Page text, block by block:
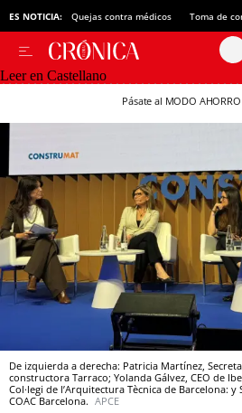
ES NOTICIA: Quejas contra médicos Toma de
Leer en Castellano
Pásate al MODO AHORRO
De izquierda a derecha: Patricia Martínez,
constructora Tarraco; Yolanda Gálvez, CEO de
Col·legi de l’Arquitectura Tècnica de Barcelona:
COAC Barcelona. APCE